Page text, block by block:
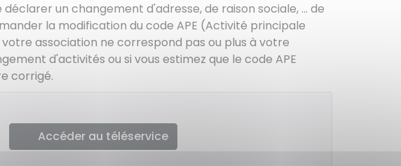
un changement d'adresse, de raison sociale, ... de
la modification du code APE (Activité principale
association ne correspond pas ou plus à votre
d'activités ou si vous estimez que le code APE
corrigé.
Accéder au téléservice